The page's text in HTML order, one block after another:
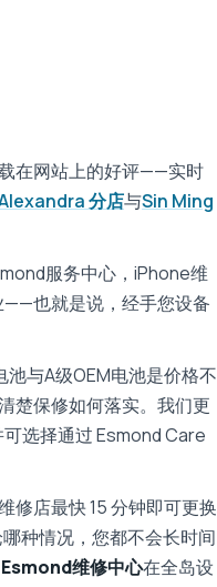
在网站上的好评——实时
分店与Sin Ming
服务中心，iPhone维
——也就是说，经手您设备
与A级OEM电池是价格不
楚保修如何落实。我们更
选择通过 Esmond Care
修店最快 15 分钟即可更换
种情况，您都不会长时间
Esmond维修中心在全岛设